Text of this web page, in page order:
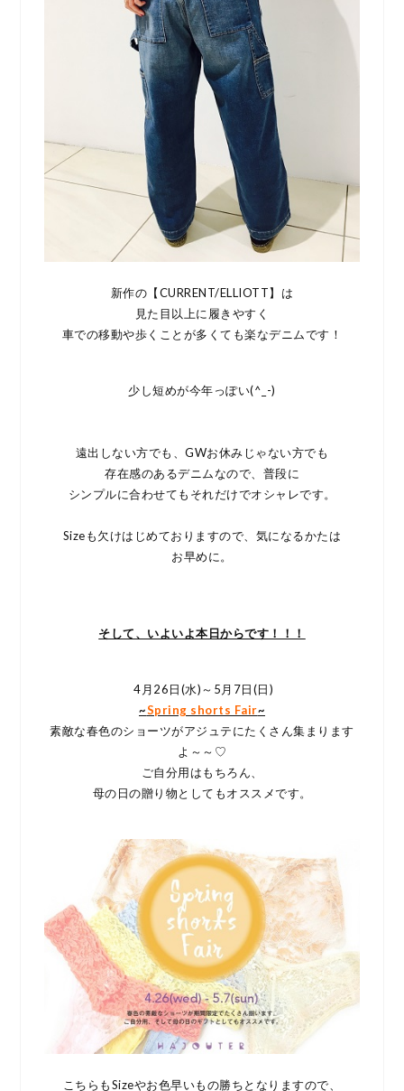
新作の【CURRENT/ELLIOTT】は
見た目以上に履きやすく
車での移動や歩くことが多くても楽なデニムです！
少し短めが今年っぽい(^_-)
遠出しない方でも、GWお休みじゃない方でも
存在感のあるデニムなので、普段に
シンプルに合わせてもそれだけでオシャレです。
Sizeも欠けはじめておりますので、気になるかたは
お早めに。
そして、いよいよ本日からです！！！
4月26日(水)～5月7日(日)
~Spring shorts Fair~
素敵な春色のショーツがアジュテにたくさん集まります
よ～～♡
ご自分用はもちろん、
母の日の贈り物としてもオススメです。
こちらもSizeやお色早いもの勝ちとなりますので、